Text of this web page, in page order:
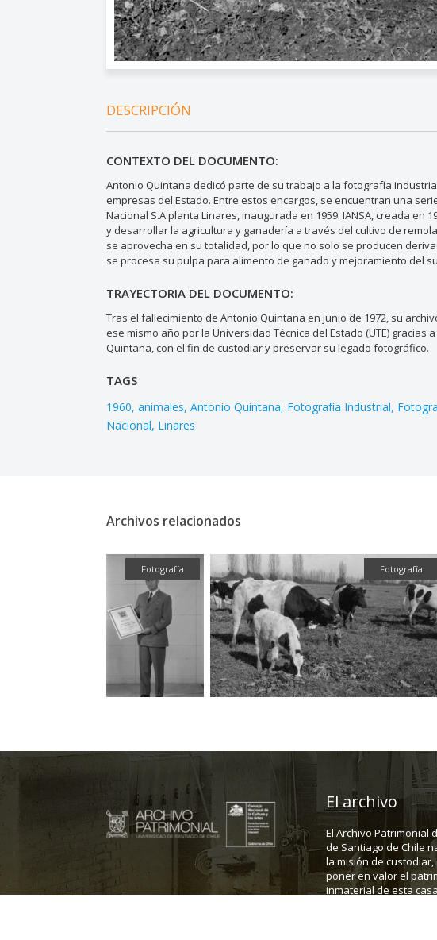
DESCRIPCIÓN
CONTEXTO DEL DOCUMENTO:
Antonio Quintana dedicó parte de su trabajo a la fotografía
empresas del Estado. Entre estos encargos, se encuentran una
Nacional S.A planta Linares, inaugurada en 1959. IANSA, creada en
y desarrollar la agricultura y ganadería a través del cultivo de
se aprovecha en su totalidad, por lo que no solo se producen
se procesa su pulpa para alimento de ganado y mejoramiento del
TRAYECTORIA DEL DOCUMENTO:
Tras el fallecimiento de Antonio Quintana en junio de 1972, su
ese mismo año por la Universidad Técnica del Estado (UTE) gracias
Quintana, con el fin de custodiar y preservar su legado fotográfico.
TAGS
1960 animales Antonio Quintana Fotografía Industrial
Nacional Linares
Archivos relacionados
Fotografía
El archivo
El Archivo Patrimonial
de Santiago de Chile
la misión de
poner en valor el
inmaterial de esta